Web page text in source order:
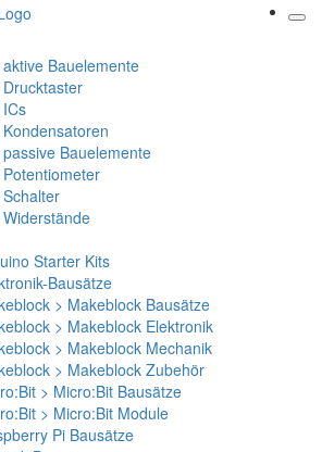
Bauelemente
Bauelemente
Starter Kits
Bausätze
> Makeblock Bausätze
> Makeblock Elektronik
> Makeblock Mechanik
> Makeblock Zubehör
> Micro:Bit Bausätze
> Micro:Bit Module
Pi Bausätze